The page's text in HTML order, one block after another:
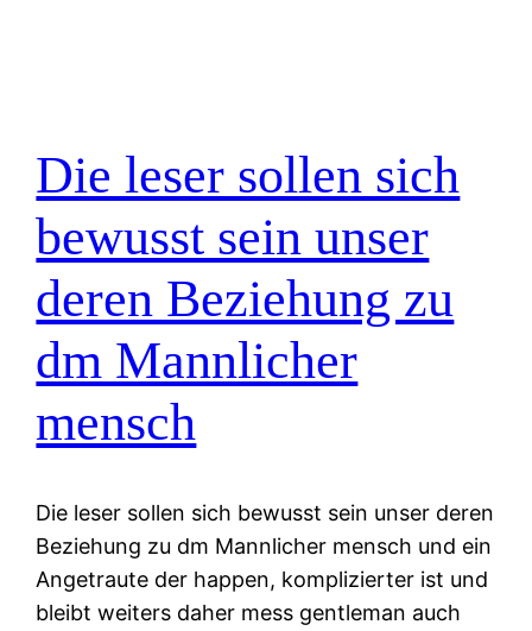
Die leser sollen sich
bewusst sein unser
deren Beziehung zu
dm Mannlicher
mensch
Die leser sollen sich bewusst sein unser deren
Beziehung zu dm Mannlicher mensch und ein
Angetraute der happen, komplizierter ist und
bleibt weiters daher mess gentleman auch